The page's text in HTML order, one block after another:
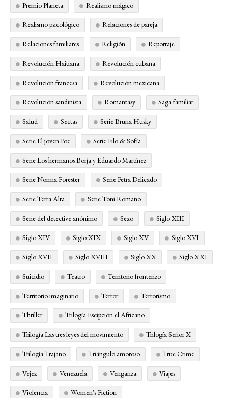
Premio Planeta Realismo mágico
Realismo psicológico Relaciones de pareja
Relaciones familiares Religión Reportaje
Revolución Haitiana Revolución cubana
Revolución francesa Revolución mexicana
Revolución sandinista Romantasy Saga familiar
Salud Sectas Serie Bruna Husky
Serie El joven Poe Serie Filo & Sofía
Serie Los hermanos Borja y Eduardo Martínez
Serie Norma Forester Serie Petra Delicado
Serie Terra Alta Serie Toni Romano
Serie del detective anónimo Sexo Siglo XIII
Siglo XIV Siglo XIX Siglo XV Siglo XVI
Siglo XVII Siglo XVIII Siglo XX Siglo XXI
Suicidio Teatro Territorio fronterizo
Territorio imaginario Terror Terrorismo
Thriller Trilogía Escipción el Africano
Trilogía Las tres leyes del movimiento Trilogía Señor X
Trilogía Trajano Triángulo amoroso True Crime
Vejez Venezuela Venganza Viajes
Violencia Women's Fiction